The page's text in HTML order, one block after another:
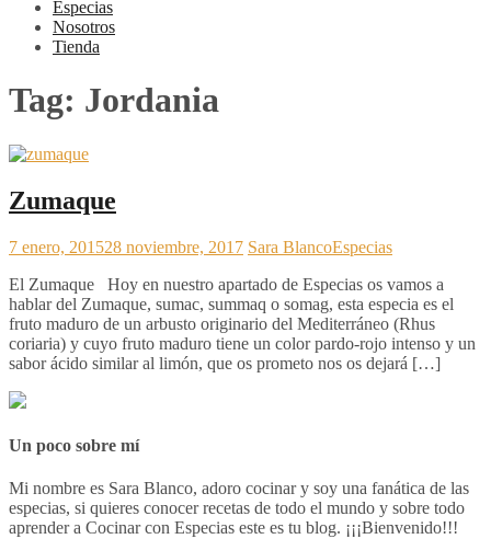
Especias
Nosotros
Tienda
Tag: Jordania
Zumaque
7 enero, 201528 noviembre, 2017 Sara BlancoEspecias
El Zumaque Hoy en nuestro apartado de Especias os vamos a
hablar del Zumaque, sumac, summaq o somag, esta especia es el
fruto maduro de un arbusto originario del Mediterráneo (Rhus
coriaria) y cuyo fruto maduro tiene un color pardo-rojo intenso y un
sabor ácido similar al limón, que os prometo nos os dejará […]
Un poco sobre mí
Mi nombre es Sara Blanco, adoro cocinar y soy una fanática de las
especias, si quieres conocer recetas de todo el mundo y sobre todo
aprender a Cocinar con Especias este es tu blog. ¡¡¡Bienvenido!!!